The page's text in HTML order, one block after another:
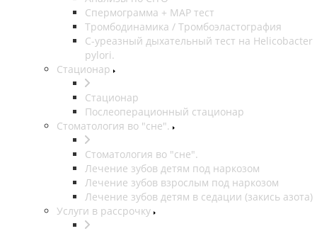
Спермограмма + МАР тест
Тромбодинамика / Тромбоэластография
С-уреазный дыхательный тест на Helicobacter
pylori.
Стационар
Стационар
Послеоперационный стационар
Стоматология во "сне".
Стоматология во "сне".
Лечение зубов детям под наркозом
Лечение зубов взрослым под наркозом
Лечение зубов детям в седации (закись азота)
Услуги в рассрочку